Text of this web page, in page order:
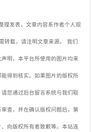
理发表，文章内容系作者个人观
载，请注明文章来源。 我们
明，本平台所使用的图片均来
得到核实。如果图片的版权所
您通过后台留言系统与我们取
查，并在确认版权问题后，第
向版权所有者致歉等。本站连